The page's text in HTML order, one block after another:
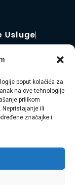
poput kolačića za
na ove tehnologije
prilikom
Nepristajanje ili
značajke i
Usluge
s 8 godina
odvoza
diljem
misija je